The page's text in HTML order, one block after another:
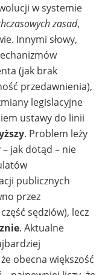
w systemie
zasad,
Innymi słowy,
(jak brak
przedawnienia),
legislacyjne
ustawy do linii
. Problem leży
jak dotąd – nie
publicznych
przez
sędziów), lecz
. Aktualne
obecna większość